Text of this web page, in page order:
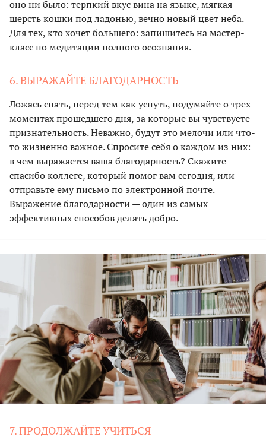
оно ни было: терпкий вкус вина на языке, мягкая
шерсть кошки под ладонью, вечно новый цвет неба.
Для тех, кто хочет большего: запишитесь на мастер-
класс по медитации полного осознания.
6. ВЫРАЖАЙТЕ БЛАГОДАРНОСТЬ
Ложась спать, перед тем как уснуть, подумайте о трех
моментах прошедшего дня, за которые вы чувствуете
признательность. Неважно, будут это мелочи или что-
то жизненно важное. Спросите себя о каждом из них:
в чем выражается ваша благодарность? Скажите
спасибо коллеге, который помог вам сегодня, или
отправьте ему письмо по электронной почте.
Выражение благодарности — один из самых
эффективных способов делать добро.
7. ПРОДОЛЖАЙТЕ УЧИТЬСЯ